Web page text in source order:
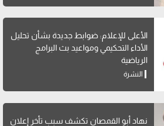
الأعلى للإعلام: ضوابط جديدة بشأن تحليل
الأداء التحكيمي ومواعيد بث البرامج
الرياضية
النشرة
نهاد أبو القمصان تكشف سبب تأخر إعلان